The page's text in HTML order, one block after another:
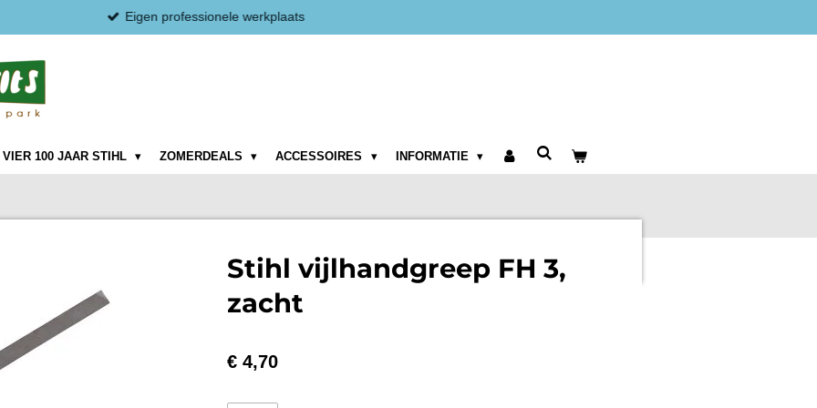
Eigen professionele werkplaats
VIER 100 JAAR STIHL ZOMERDEALS ACCESSOIRES INFORMATIE
Stihl vijlhandgreep FH 3,
zacht
€ 4,70